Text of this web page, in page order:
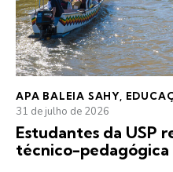
APA BALEIA SAHY
31 de julho de 2026
Estudantes da USP
técnico-pedagógica